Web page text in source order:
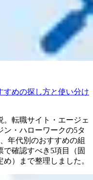
すめの探し方と使い分け
転職サイト・エージェ
ン・ハローワークの5タ
年代別のおすすめの組
確認すべき5項目（固
）まで整理しました。